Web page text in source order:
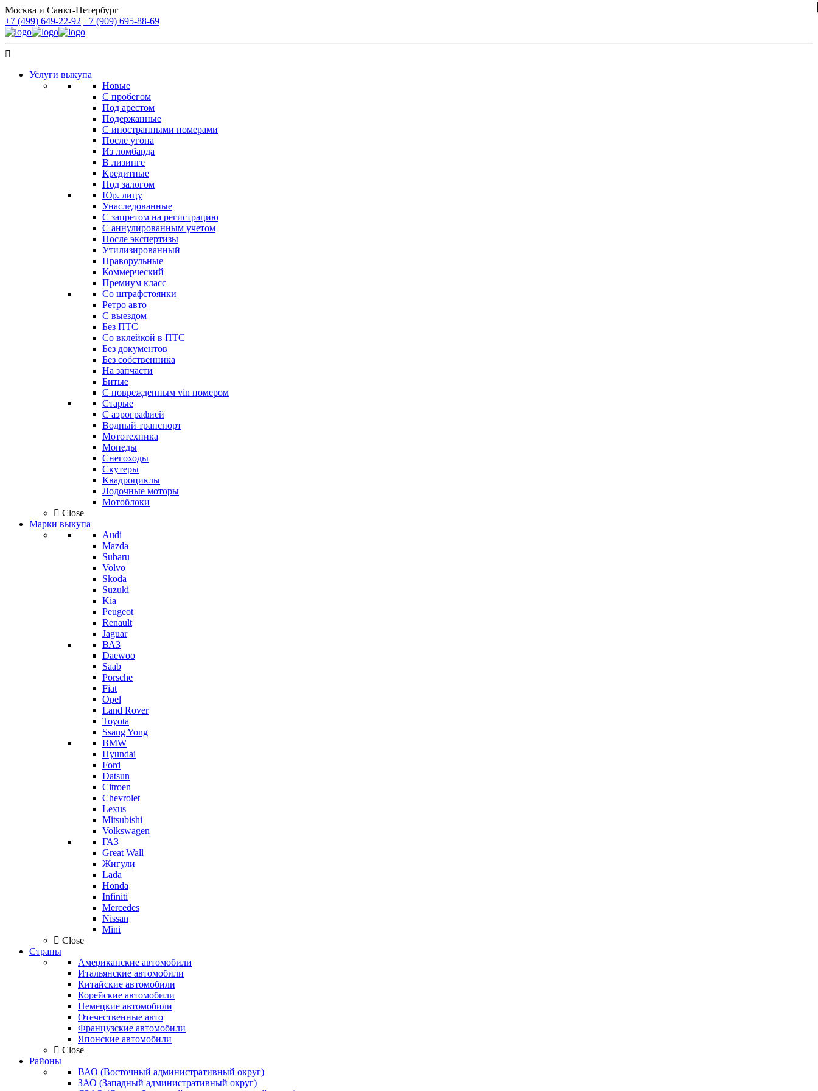
Москва и Санкт-Петербург
+7 (499) 649-22-92 +7 (909) 695-88-69
Услуги выкупа
Новые
С пробегом
Под арестом
Подержанные
С иностранными номерами
После угона
Из ломбарда
В лизинге
Кредитные
Под залогом
Юр. лицу
Унаследованные
С запретом на регистрацию
С аннулированным учетом
После экспертизы
Утилизированный
Праворульные
Коммерческий
Премиум класс
Со штрафстоянки
Ретро авто
С выездом
Без ПТС
Со вклейкой в ПТС
Без документов
Без собственника
На запчасти
Битые
С поврежденным vin номером
Старые
С аэрографией
Водный транспорт
Мототехника
Мопеды
Снегоходы
Скутеры
Квадроциклы
Лодочные моторы
Мотоблоки
Close
Марки выкупа
Audi
Mazda
Subaru
Volvo
Skoda
Suzuki
Kia
Peugeot
Renault
Jaguar
ВАЗ
Daewoo
Saab
Porsche
Fiat
Opel
Land Rover
Toyota
Ssang Yong
BMW
Hyundai
Ford
Datsun
Citroen
Chevrolet
Lexus
Mitsubishi
Volkswagen
ГАЗ
Great Wall
Жигули
Lada
Honda
Infiniti
Mercedes
Nissan
Mini
Close
Страны
Американские автомобили
Итальянские автомобили
Китайские автомобили
Корейские автомобили
Немецкие автомобили
Отечественные авто
Французские автомобили
Японские автомобили
Close
Районы
ВАО (Восточный административный округ)
ЗАО (Западный административный округ)